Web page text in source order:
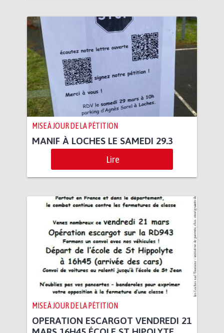
MISE À JOUR DE LA PÉTITION
MANIF À LOCHES LE SAMEDI 29.3
Lire
MISE À JOUR DE LA PÉTITION
OPERATION ESCARGOT VENDREDI 21